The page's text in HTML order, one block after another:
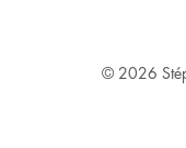
© 2026